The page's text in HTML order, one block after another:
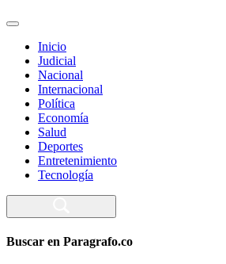
Inicio
Judicial
Nacional
Internacional
Política
Economía
Salud
Deportes
Entretenimiento
Tecnología
Buscar en Paragrafo.co